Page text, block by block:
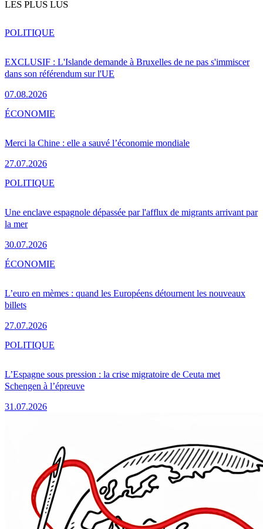
LES PLUS LUS
EXCLUSIF : L'Islande demande à Bruxelles de ne pas s'immiscer
dans son référendum sur l'UE
07.08.2026
POLITIQUE
Merci la Chine : elle a sauvé l’économie mondiale
27.07.2026
ÉCONOMIE
Une enclave espagnole dépassée par l'afflux de migrants arrivant par
la mer
30.07.2026
POLITIQUE
L’euro en mèmes : quand les Européens détournent les nouveaux
billets
27.07.2026
ÉCONOMIE
L’Espagne sous pression : la crise migratoire de Ceuta met
Schengen à l’épreuve
31.07.2026
POLITIQUE